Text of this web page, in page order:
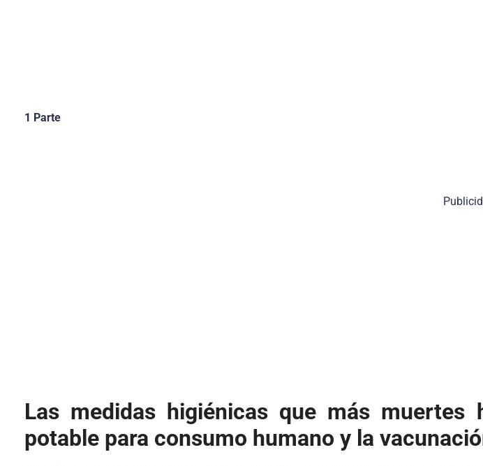
1 Parte
Las medidas higiénicas que más
potable para consumo humano y la